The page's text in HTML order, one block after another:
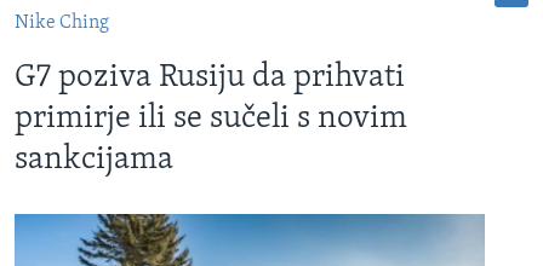
Nike Ching
G7 poziva Rusiju da prihvati
primirje ili se sučeli s novim
sankcijama